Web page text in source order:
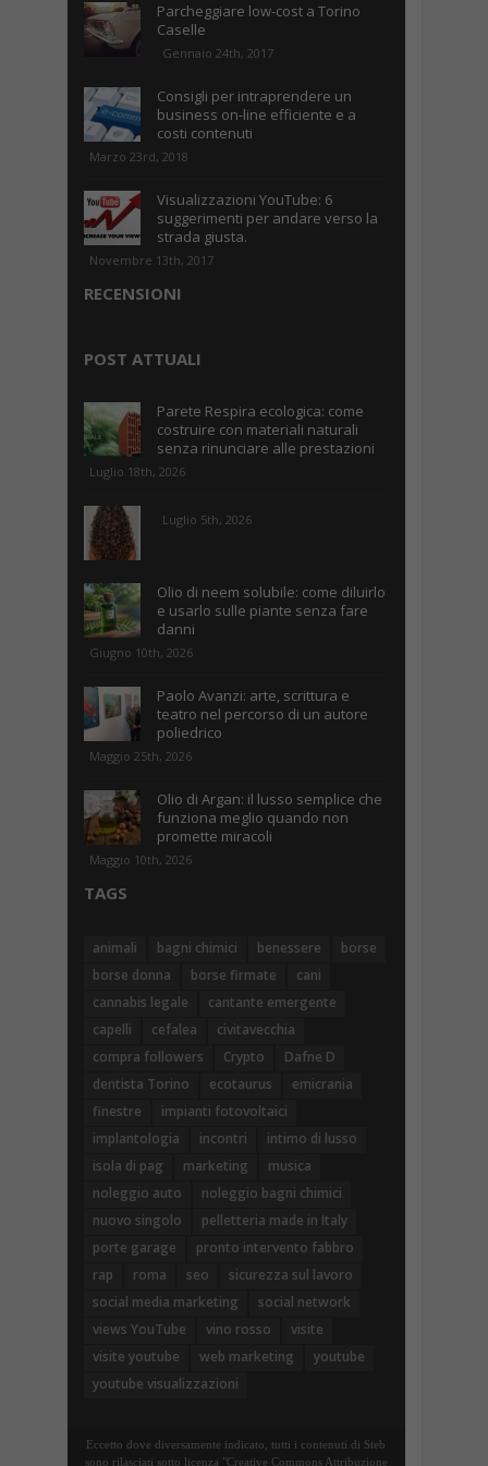
Parcheggiare low-cost a Torino
Caselle
Gennaio 24th, 2017
Consigli per intraprendere un
business on-line efficiente e a
costi contenuti
Marzo 23rd, 2018
Visualizzazioni YouTube: 6
suggerimenti per andare verso la
strada giusta.
Novembre 13th, 2017
RECENSIONI
POST ATTUALI
Parete Respira ecologica: come
costruire con materiali naturali
senza rinunciare alle prestazioni
Luglio 18th, 2026
Luglio 5th, 2026
Olio di neem solubile: come diluirlo
e usarlo sulle piante senza fare
danni
Giugno 10th, 2026
Paolo Avanzi: arte, scrittura e
teatro nel percorso di un autore
poliedrico
Maggio 25th, 2026
Olio di Argan: il lusso semplice che
funziona meglio quando non
promette miracoli
Maggio 10th, 2026
TAGS
animali bagni chimici benessere
borse
borse donna
borse firmate
cani
cannabis legale
cantante emergente
capelli
cefalea
civitavecchia
compra followers
Crypto
Dafne D
dentista Torino
ecotaurus
emicrania
finestre
impianti fotovoltaici
implantologia
incontri
intimo di lusso
isola di pag
marketing
musica
noleggio auto
noleggio bagni chimici
nuovo singolo
pelletteria made in Italy
porte garage
pronto intervento fabbro
rap
roma seo
sicurezza sul lavoro
social media marketing
social network
views YouTube
vino rosso
visite
visite youtube
web marketing
youtube
youtube visualizzazioni
Eccetto dove diversamente indicato, tutti i contenuti di Steb
sono rilasciati sotto licenza "Creative Commons Attribuzione